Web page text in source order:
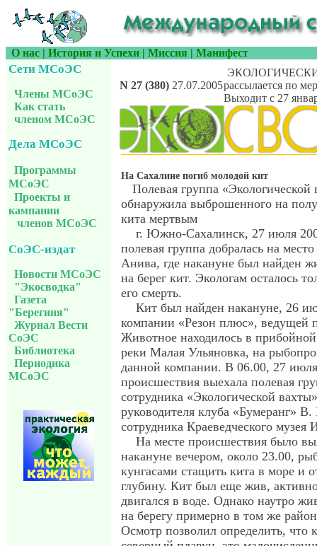
О нас | История и Успехи | Миссия | Манифест
Сети МСоЭС
Члены МСоЭС
Как стать
членом МСоЭС
Дела МСоЭС
Программы
МСоЭС
Проекты и
кампании
членов МСоЭС
СоЭС-издат
Новости МСоЭС
"Экосводка"
Газета
"Берегиня"
Журнал Вести
СоЭС
Библиотека
Периодика
МСоЭС
N 27 (380) 27.07.2005рассылается по
Выходит с 27
На Сахалине погиб молодой кит
Полевая группа
обнаружила выброшенного на
кита мертвым
г. Южно-Сахалинск, 27 июля
полевая группа добралась на
Анива, где накануне был найден
на берег кит. Экологам осталось
его смерть.
Кит был найден накануне, 26
компании «Резон плюс», ведущей
Животное находилось в
реки Малая Ульяновка, на
данной компании. В 06.00, 27
происшествия выехала полевая
сотрудника «Экологической
руководителя клуба «Бумеранг» В.
сотрудника Краеведческого музея
На месте происшествия было
накануне вечером, около 23.00,
кунгасами стащить кита в море и
глубину. Кит был еще жив,
двигался в воде. Однако наутро
на берегу примерно в том же
Осмотр позволил определить, что